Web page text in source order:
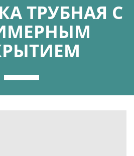
ТРУБНАЯ С